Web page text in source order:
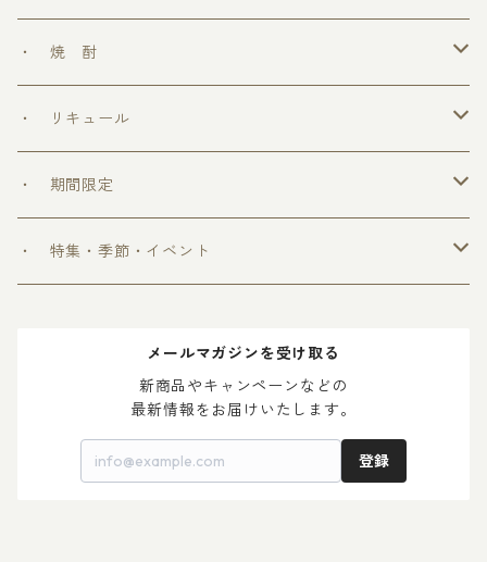
勝鷹
・ 焼 酎
＞ めちゃうまシリーズ
・ リキュール
＞ ウフフの乳酸菌シリーズ
＞ 爽和場シリーズ
・ 期間限定
＞ 爽和場セット
・ 特集・季節・イベント
＞ 母の日 2024
メールマガジンを受け取る
新商品やキャンペーンなどの
最新情報をお届けいたします。
登録